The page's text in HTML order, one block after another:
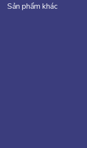
Sản phẩm khác